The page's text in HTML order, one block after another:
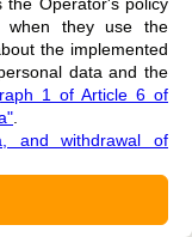
when they use the
the implemented
data and the
1 of Article 6 of
and withdrawal of